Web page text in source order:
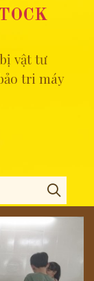
vật tư
tri máy